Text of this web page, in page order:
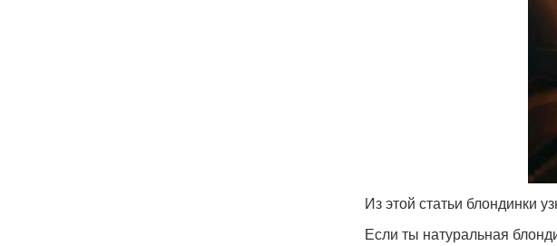
Из этой статьи блондинки
Если ты натуральная